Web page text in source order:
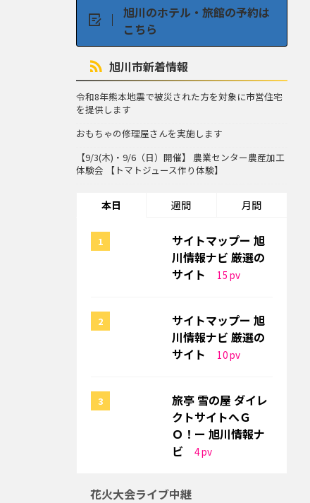
旭川のホテル・旅館の予約は
こちら
旭川市新着情報
令和8年熊本地震で被災された方を対象に市営住宅
を提供します
おもちゃの修理屋さんを実施します
【9/3(木)・9/6（日）開催】 農業センター農産加工
体験会 【トマトジュース作り体験】
本日 週間 月間
サイトマップー 旭
川情報ナビ 厳選の
サイト
15 pv
サイトマップー 旭
川情報ナビ 厳選の
サイト
10pv
旅亭 雪の屋 ダイレ
クトサイトへＧ
Ｏ！ー 旭川情報ナ
ビ
4pv
花火大会ライブ中継